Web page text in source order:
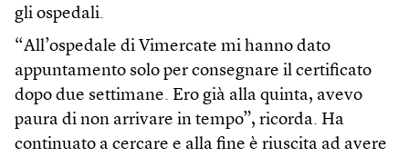
gli ospedali.
“All’ospedale di Vimercate mi hanno dato
appuntamento solo per consegnare il certificato
dopo due settimane. Ero già alla quinta, avevo
paura di non arrivare in tempo”, ricorda. Ha
continuato a cercare e alla fine è riuscita ad avere